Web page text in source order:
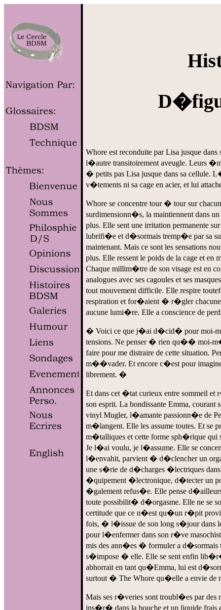
Whore est reconduite par Lisa jusque
l�autre transitoirement aveugle. Leurs
� petits pas Lisa jusque dans sa cellule.
v�tements ni sa cage en acier, et lui
Whore se concentre tour � tour sur
surdimensionn�s, la maintiennent dans
plus. Elle sent une irritation permanente
lubrifi�e et d�sormais tremp�e par sa
maintenant. Mais ce sont les sensations
plus. Elle ressent le poids de la cage et
Chaque millim�tre de son visage est en
analogues avec ses cagoules et ses
tout mouvement difficile. Elle respire
respiration et for�aient � r�gler
aucune lumi�re. Elle a conscience de
� Voici ce que j�ai d�cid� pour moi-
tensions. Ne penser � rien qu�� moi-
faire pour me distraire de cette situation.
m��vader. Et encore c�est pour
librement. �
Et dans cet �tat curieux entre sommeil et
son esprit. La bondissante Emma,
vinyl Mugler, l�amante passionn�e de
m�langent. Elle les assume toutes. Et se
m�talliques et cette forme sph�rique qui
Je l�ai voulu, je l�assume. Elle se
l�envahit, parvient � d�clencher un
une s�rie de d�charges �lectriques
�quipement �lectronique, d�tecter un
�galement refus�e. Elle pense
toute possibilit� d�orgasme. Elle ne se
certitude que ce n�est qu�un r�pit
fois, � l�issue de son long s�jour dans
pour l�enfermer dans son r�ve
mis des ann�es � formuler a d�sormais
s�impose � elle. Elle se sent enfin
abhorrait en tant qu�Emma, lui est
surtout � The Whore qu�elle a envie de
Mais ses r�veries sont troubl�es par
ins�r� dans la bouche et un liquide frais